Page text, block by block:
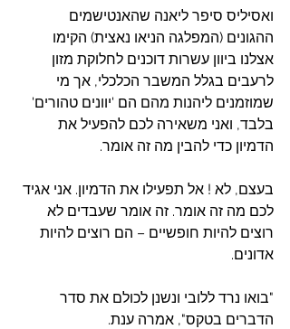
ואסיליס סיפר ליאנה שהאנטישמים
ההגונים (המפלגה הניאו נאצית) הקימו
אצלנו ביוון עשרות דוכנים לחלוקת מזון
לרעבים בגלל המשבר הכלכלי, אך מי
שמוזמנים ליהנות מהם הם 'יוונים טהורים'
בלבד, ואני משאירה לכם להפעיל את
הדמיון כדי להבין מה זה אומר.
בעצם, לא ! אל תפעילו את הדמיון. אני אגיד
לכם מה זה אומר. זה אומר שעבדים לא
רוצים להיות חופשיים – הם רוצים להיות
אדונים.
"בואו נרד ללובי ונשנן לכולם את סדר
הדברים בטקס", אמרה ענת.